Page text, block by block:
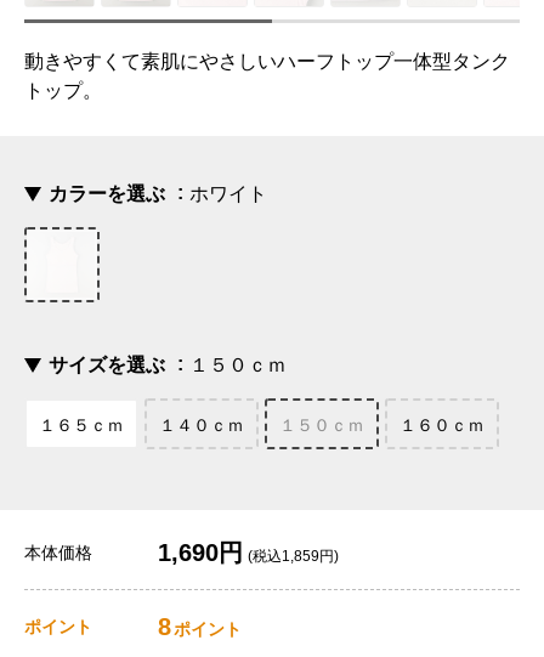
動きやすくて素肌にやさしいハーフトップ一体型タンク
トップ。
カラーを選ぶ ホワイト
サイズを選ぶ １５０ｃｍ
１６５ｃｍ １４０ｃｍ １５０ｃｍ １６０ｃｍ
本体価格 1,690円 (税込1,859円)
ポイント 8ポイント